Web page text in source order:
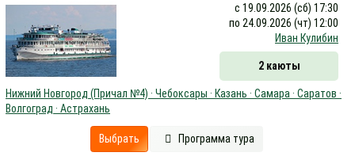
с 19.09.2026 (сб) 17:30
по 24.09.2026 (чт) 12:00
Иван Кулибин
2 каюты
Нижний Новгород (Причал №4) · Чебоксары · Казань · Самара · Саратов ·
Волгоград · Астрахань
Выбрать Программа тура